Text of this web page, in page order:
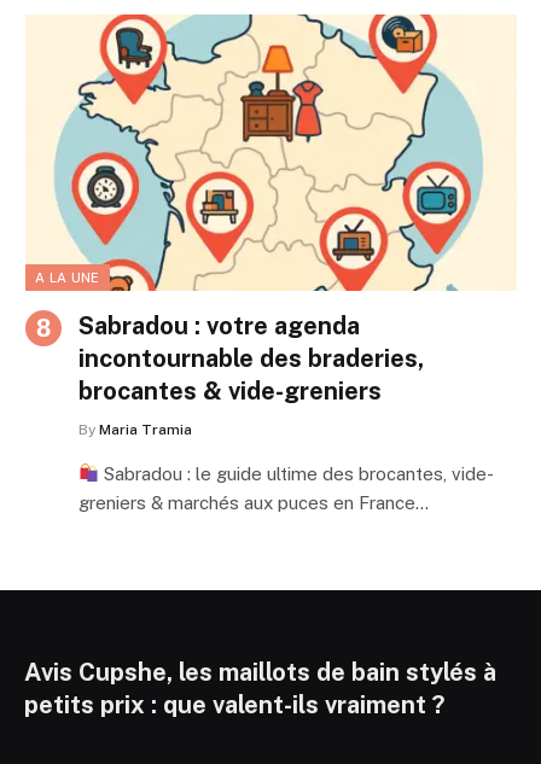
A LA UNE
Sabradou : votre agenda
incontournable des braderies,
brocantes & vide-greniers
By Maria Tramia
Sabradou : le guide ultime des brocantes, vide-
greniers & marchés aux puces en France…
Avis Cupshe, les maillots de bain stylés à
petits prix : que valent-ils vraiment ?